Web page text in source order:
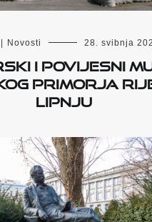
| Novosti 28. svibnja
I POVIJESNI
PRIMORJA
LIPNJU